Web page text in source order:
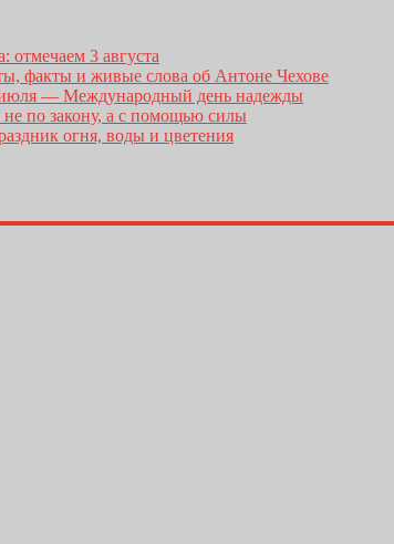
отмечаем 3 августа
факты и живые слова об Антоне Чехове
июля — Международный день надежды
по закону, а с помощью силы
огня, воды и цветения